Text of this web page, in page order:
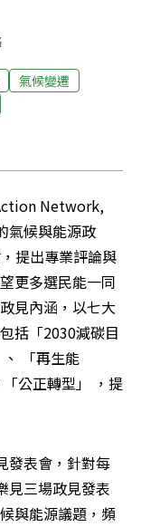
氣候變遷
Network,
氣候與能源政
提出專業評論與
更多選民能一同
見內涵，以七大
括「2030減碳目
「再生能
公正轉型」 ，提
發表會，針對每
見三場政見發表
與能源議題，頻